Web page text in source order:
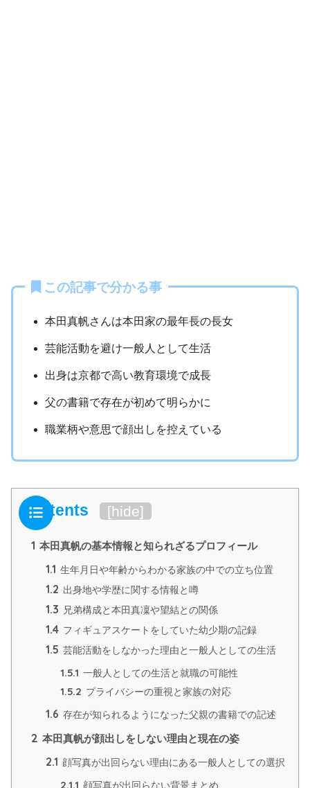
この記事で分かる事
本田真帆さんは本田家の最年長の長女
芸能活動を避け一般人として生活
出身は京都で高い教育環境で成長
父の書籍で存在が初めて明らかに
職業柄や意思で顔出しを控えている
Contents [hide]
1 本田真帆の基本情報と知られざるプロフィール
1.1 生年月日や年齢からわかる家族の中での立ち位置
1.2 出身地や学歴に関する情報と噂
1.3 兄弟構成と本田真凜や望結との関係
1.4 フィギュアスケートをしていた幼少期の記録
1.5 芸能活動をしなかった理由と一般人としての生活
1.5.1 一般人としての生活と就職の可能性
1.5.2 プライバシーの重視と家族の対応
1.6 存在が知られるようになった父親の書籍での記述
2 本田真帆が顔出しをしない理由と現在の姿
2.1 顔写真が出回らない理由にある一般人としての選択
2.1.1 顔写真が出回らない背景まとめ